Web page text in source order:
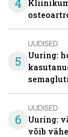
5
UUDISED
Uuring:
6
UUDISED
Uuring:
võib